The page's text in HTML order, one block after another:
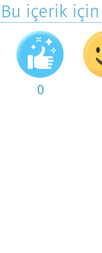
Bu içerik
0